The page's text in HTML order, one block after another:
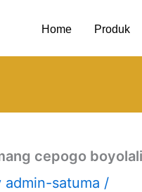
Home Produk
cepogo
admin-satuma /